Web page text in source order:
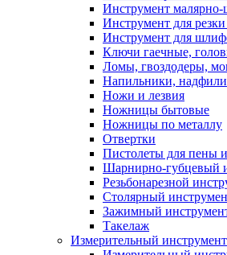
Инструмент
Инструмент для резки
Инструмент для
Ключи гаечные,
Ломы, гвоздодеры,
Напильники, надфили
Ножи и лезвия
Ножницы бытовые
Ножницы по металлу
Отвертки
Пистолеты для пены
Шарнирно-губцевый
Резьбонарезной
Столярный
Зажимный
Такелаж
Измерительный инструмент